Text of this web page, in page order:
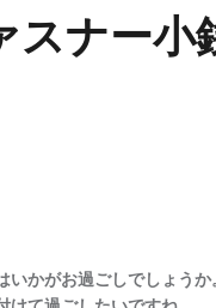
スナー小
かがお過ごしでしょうか